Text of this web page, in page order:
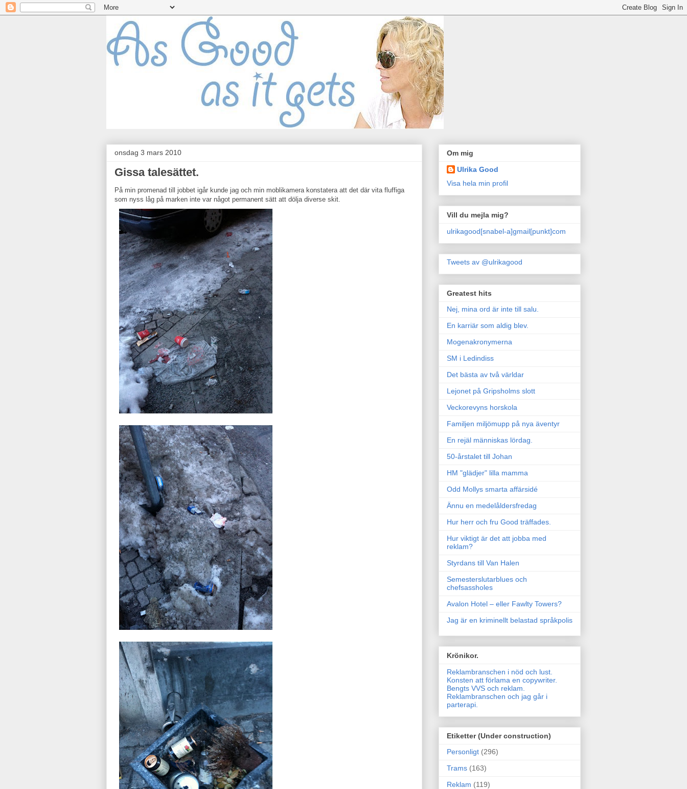
onsdag 3 mars 2010
Gissa talesättet.
På min promenad till jobbet igår kunde jag och min moblikamera konstatera att det där vita fluffiga
som nyss låg på marken inte var något permanent sätt att dölja diverse skit.
Om mig
Ulrika Good
Visa hela min profil
Vill du mejla mig?
ulrikagood[snabel-a]gmail[punkt]com
Tweets av @ulrikagood
Greatest hits
Nej, mina ord är inte till salu.
En karriär som aldig blev.
Mogenakronymerna
SM i Ledindiss
Det bästa av två världar
Lejonet på Gripsholms slott
Veckorevyns horskola
Familjen miljömupp på nya äventyr
En rejäl människas lördag.
50-årstalet till Johan
HM "glädjer" lilla mamma
Odd Mollys smarta affärsidé
Ännu en medelåldersfredag
Hur herr och fru Good träffades.
Hur viktigt är det att jobba med
reklam?
Styrdans till Van Halen
Semesterslutarblues och
chefsassholes
Avalon Hotel – eller Fawlty Towers?
Jag är en kriminellt belastad språkpolis
Krönikor.
Reklambranschen i nöd och lust.
Konsten att förlama en copywriter.
Bengts VVS och reklam.
Reklambranschen och jag går i
parterapi.
Etiketter (Under construction)
Personligt (296)
Trams (163)
Reklam (119)